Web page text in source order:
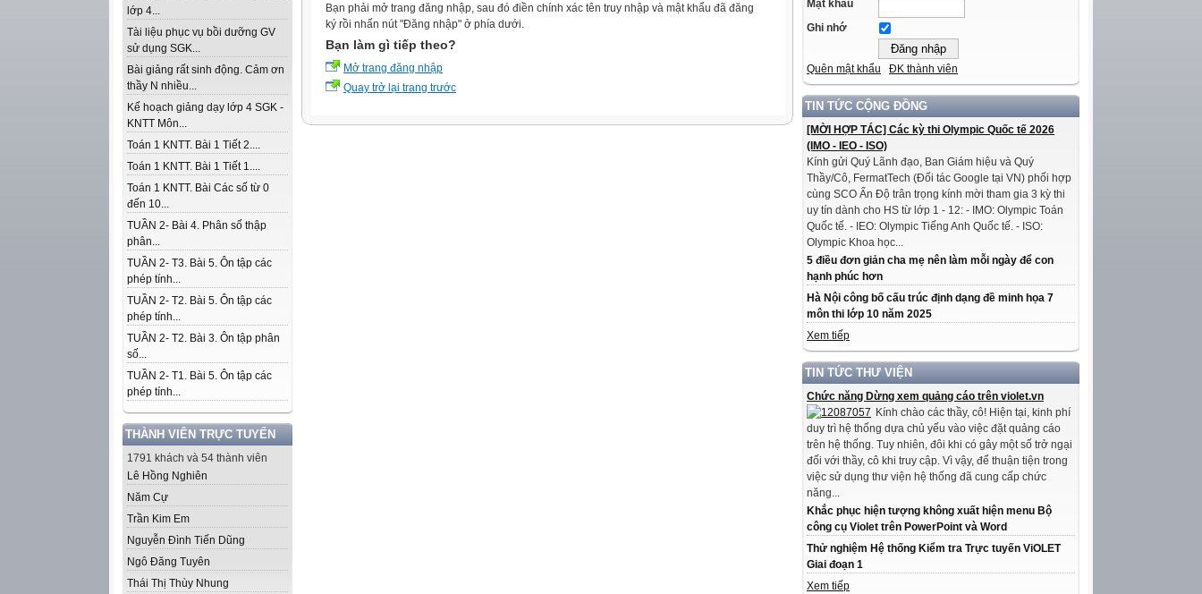
lớp 4...
Tài liệu phục vụ bồi dưỡng GV
sử dụng SGK...
Bài giảng rất sinh động. Cảm ơn
thầy N nhiều...
Kế hoạch giảng dạy lớp 4 SGK -
KNTT Môn...
Toán 1 KNTT. Bài 1 Tiết 2....
Toán 1 KNTT. Bài 1 Tiết 1....
Toán 1 KNTT. Bài Các số từ 0
đến 10...
TUẦN 2- Bài 4. Phân số thập
phân...
TUẦN 2- T3. Bài 5. Ôn tập các
phép tính...
TUẦN 2- T2. Bài 5. Ôn tập các
phép tính...
TUẦN 2- T2. Bài 3. Ôn tập phân
số...
TUẦN 2- T1. Bài 5. Ôn tập các
phép tính...
THÀNH VIÊN TRỰC TUYẾN
1791 khách và 54 thành viên
Lê Hồng Nghiên
Năm Cự
Trần Kim Em
Nguyễn Đình Tiến Dũng
Ngô Đăng Tuyên
Thái Thị Thùy Nhung
Mật khẩu
Ghi nhớ
Quên mật khẩu ĐK thành viên
TIN TỨC CỘNG ĐỒNG
[MỜI HỢP TÁC] Các kỳ thi Olympic Quốc tế 2026
(IMO - IEO - ISO)
Kính gửi Quý Lãnh đạo, Ban Giám hiệu và Quý
Thầy/Cô, FermatTech (Đối tác Google tại VN) phối hợp
cùng SCO Ấn Độ trân trọng kính mời tham gia 3 kỳ thi
uy tín dành cho HS từ lớp 1 - 12: - IMO: Olympic Toán
Quốc tế. - IEO: Olympic Tiếng Anh Quốc tế. - ISO:
Olympic Khoa học...
5 điều đơn giản cha mẹ nên làm mỗi ngày để con
hạnh phúc hơn
Hà Nội công bố cấu trúc định dạng đề minh họa 7
môn thi lớp 10 năm 2025
Xem tiếp
TIN TỨC THƯ VIỆN
Chức năng Dừng xem quảng cáo trên violet.vn
Kính chào các thầy, cô! Hiện tại, kinh phí
duy trì hệ thống dựa chủ yếu vào việc đặt quảng cáo
trên hệ thống. Tuy nhiên, đôi khi có gây một số trở ngại
đối với thầy, cô khi truy cập. Vì vậy, để thuận tiện trong
việc sử dụng thư viện hệ thống đã cung cấp chức
năng...
Khắc phục hiện tượng không xuất hiện menu Bộ
công cụ Violet trên PowerPoint và Word
Thử nghiệm Hệ thống Kiểm tra Trực tuyến ViOLET
Giai đoạn 1
Xem tiếp
Bạn phải mở trang đăng nhập, sau đó điền chính xác tên truy nhập và mật khẩu đã đăng
ký rồi nhấn nút "Đăng nhập" ở phía dưới.
Bạn làm gì tiếp theo?
Mở trang đăng nhập
Quay trở lại trang trước